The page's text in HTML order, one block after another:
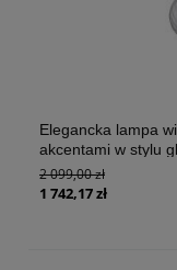
Elegancka lampa
akcentami w stylu
2 099,00 zł
1 742,17 zł